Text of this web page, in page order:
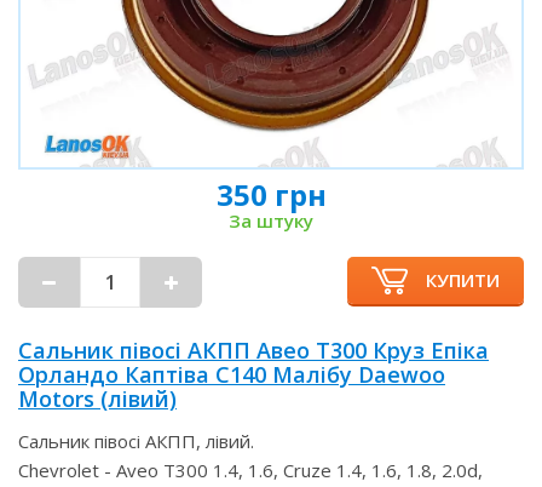
350 грн
За штуку
КУПИТИ
Сальник півосі АКПП Авео Т300 Круз Епіка
Орландо Каптіва С140 Малібу Daewoo
Motors (лівий)
Сальник півосі АКПП, лівий.
Chevrolet - Aveo T300 1.4, 1.6, Cruze 1.4, 1.6, 1.8, 2.0d,